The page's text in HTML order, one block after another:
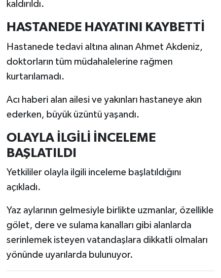
kaldırıldı.
HASTANEDE HAYATINI KAYBETTİ
Hastanede tedavi altına alınan Ahmet Akdeniz,
doktorların tüm müdahalelerine rağmen
kurtarılamadı.
Acı haberi alan ailesi ve yakınları hastaneye akın
ederken, büyük üzüntü yaşandı.
OLAYLA İLGİLİ İNCELEME
BAŞLATILDI
Yetkililer olayla ilgili inceleme başlatıldığını
açıkladı.
Yaz aylarının gelmesiyle birlikte uzmanlar, özellikle
gölet, dere ve sulama kanalları gibi alanlarda
serinlemek isteyen vatandaşlara dikkatli olmaları
yönünde uyarılarda bulunuyor.